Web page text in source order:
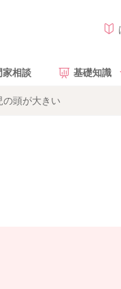
家相談 基礎知識
の頭が大きい